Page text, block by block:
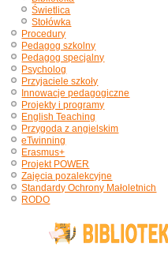
Świetlica
Stołówka
Procedury
Pedagog szkolny
Pedagog specjalny
Psycholog
Przyjaciele szkoły
Innowacje pedagogiczne
Projekty i programy
English Teaching
Przygoda z angielskim
eTwinning
Erasmus+
Projekt POWER
Zajęcia pozalekcyjne
Standardy Ochrony Małoletnich
RODO